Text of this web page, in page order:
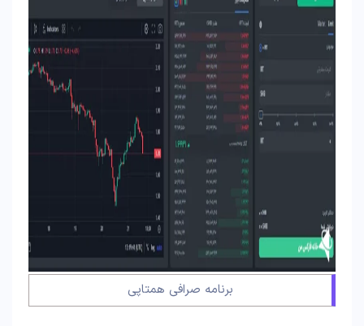
برنامه صرافی همتاپی